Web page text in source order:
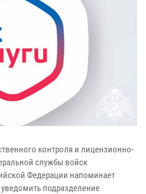
контроля и лицензионно-
службы войск
Федерации напоминает
подразделение